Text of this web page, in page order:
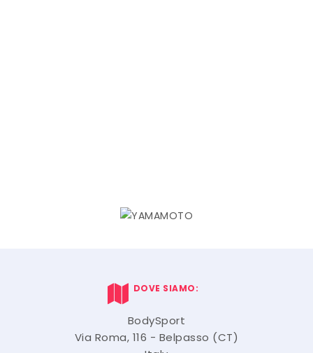
DOVE SIAMO:
BodySport
Via Roma, 116 - Belpasso (CT)